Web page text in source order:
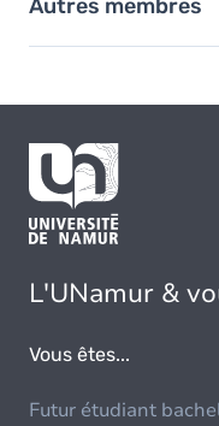
Autres membres
L'UNamur &
Vous êtes...
Futur étudiant